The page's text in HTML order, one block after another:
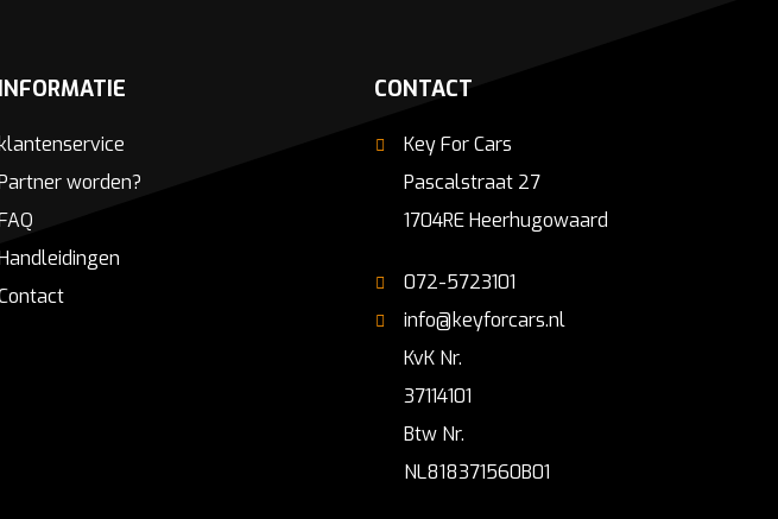
INFORMATIE
worden?
CONTACT
Key For Cars
Pascalstraat 27
1704RE Heerhugowaard
072-5723101
info@keyforcars.nl
KvK Nr.
37114101
Btw Nr.
NL818371560B01